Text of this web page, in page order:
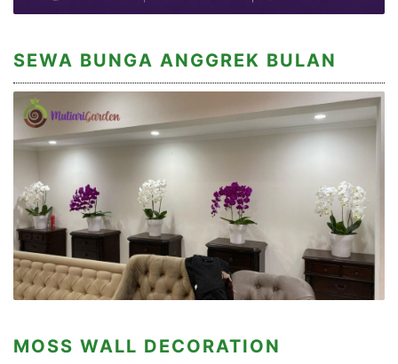
SEWA BUNGA ANGGREK BULAN
MOSS WALL DECORATION